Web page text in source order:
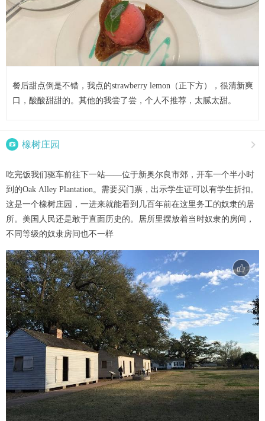
餐后甜点倒是不错，我点的strawberry lemon（正下方），很清新爽
口，酸酸甜甜的。其他的我尝了尝，个人不推荐，太腻太甜。
 橡树庄园 
吃完饭我们驱车前往下一站——位于新奥尔良市郊，开车一个半小时
到的Oak Alley Plantation。需要买门票，出示学生证可以有学生折扣。
这是一个橡树庄园，一进来就能看到几百年前在这里务工的奴隶的居
所。美国人民还是敢于直面历史的。居所里摆放着当时奴隶的房间，
不同等级的奴隶房间也不一样